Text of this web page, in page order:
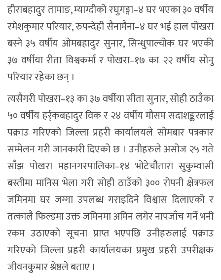
हीराबहादुुर तामाङ, म्याग्दीको रघुगङ्गा–४ घर भएका ३० वर्षीय
रमेशकुमार परियार, रुपन्देही सैनामैना–४ घर भई हाल पोखरा
बस्ने ३५ वर्षीय ओमबहादुर सुनार, सिन्धुपाल्चोक घर भएकी
३७ वर्षीया रीता विश्वकर्मा र पोखरा–१७ का २२ वर्षीय सोनु
परियार रहेका छन् ।
त्यसैगरी पोखरा–१३ का ३७ वर्षीया सीता सुनार, सोही ठाउँका
५० वर्षीय हर्र्कबहादुर विक र २४ वर्षीय मौसम सदाशङ्करलाई
पक्राउ गरिएको जिल्ला प्रहरी कार्यालयले सोमबार पत्रकार
सम्मेलन गरी जानकारी दिएको छ । उनीहरुले असोज २५ गते
साँझ पोखरा महानगरपालिका–१४ भोटेचौैतारा सुकुम्वासी
बस्तीमा मानिस भेला गरी सोही ठाउँको ३०० रोपनी क्षेत्रफल
जमिनमा घर जग्गा उपलब्ध गराइदिने विश्वास दिलाएको र
तत्कालै फिल्डमा उक्त जमिनमा अमिन लगेर नापजाँच गर्ने भनी
रकम उठाएको सूचना प्राप्त भएपछि उनीहरुलाई पक्राउ
गरिएको जिल्ला प्रहरी कार्यालयका प्रमुख प्रहरी उपरीक्षक
जीवनकुुमार श्रेष्ठले बताए ।